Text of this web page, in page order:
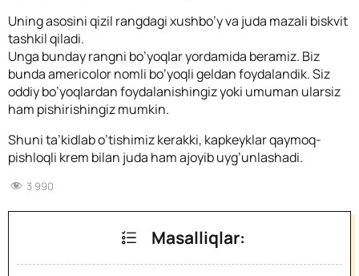
Uning asosini qizil rangdagi xushbo’y va juda mazali biskvit
tashkil qiladi.
Unga bunday rangni bo’yoqlar yordamida beramiz. Biz
bunda аmericolor nomli bo’yoqli geldan foydalandik. Siz
oddiy bo’yoqlardan foydalanishingiz yoki umuman ularsiz
ham pishirishingiz mumkin.
Shuni ta’kidlab o’tishimiz kerakki, kapkeyklar qaymoq-
pishloqli krem bilan juda ham ajoyib uyg’unlashadi.
3 990
Masalliqlar: